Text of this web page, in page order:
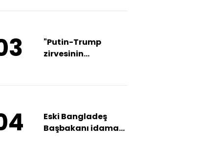
"Putin-Trump
zirvesinin
Eski Bangladeş
Başbakanı idama